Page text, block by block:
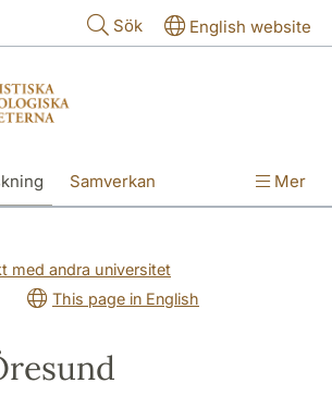
Sök English website
Samverkan Mer
med andra universitet
This page in English